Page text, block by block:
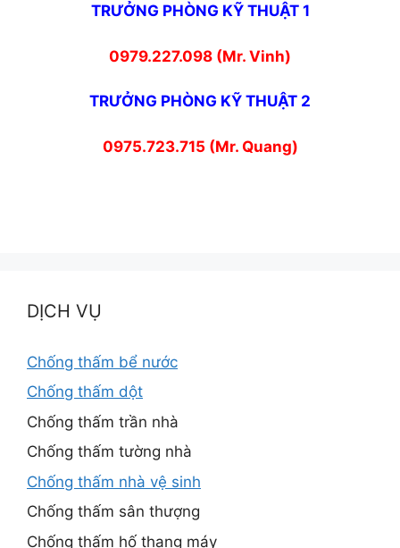
TRƯỞNG PHÒNG KỸ THUẬT 1
0979.227.098 (Mr. Vinh)
TRƯỞNG PHÒNG KỸ THUẬT 2
0975.723.715 (Mr. Quang)
DỊCH VỤ
Chống thấm bể nước
Chống thấm dột
Chống thấm trần nhà
Chống thấm tường nhà
Chống thấm nhà vệ sinh
Chống thấm sân thượng
Chống thấm hố thang máy